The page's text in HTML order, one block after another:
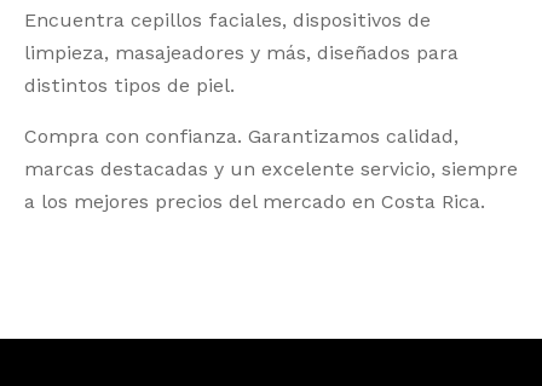
Encuentra cepillos faciales, dispositivos de
limpieza, masajeadores y más, diseñados para
distintos tipos de piel.
Compra con confianza. Garantizamos calidad,
marcas destacadas y un excelente servicio, siempre
a los mejores precios del mercado en Costa Rica.